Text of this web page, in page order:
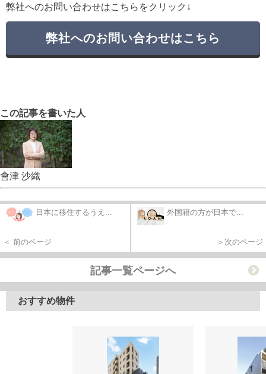
弊社へのお問い合わせはこちらをクリック↓
弊社へのお問い合わせはこちら
この記事を書いた人
會津 沙織
日本に移住するうえ...
＜ 前のページ
外国籍の方が日本で...
＞次のページ
記事一覧ページへ
おすすめ物件